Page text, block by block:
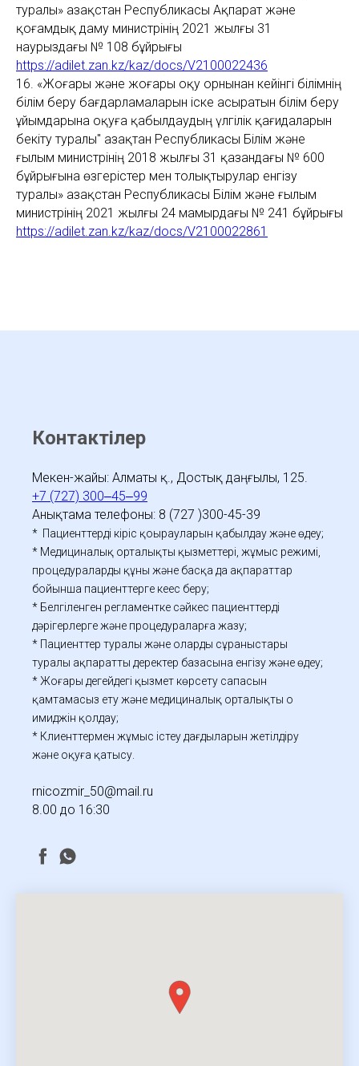
туралы» Қазақстан Республикасы Ақпарат және
қоғамдық даму министрінің 2021 жылғы 31
наурыздағы № 108 бұйрығы
https://adilet.zan.kz/kaz/docs/V2100022436
16. «Жоғары және жоғары оқу орнынан кейінгі білімнің
білім беру бағдарламаларын iске асыратын бiлiм беру
ұйымдарына оқуға қабылдаудың үлгілік қағидаларын
бекіту туралы" Қазақтан Республикасы Білім және
ғылым министрінің 2018 жылғы 31 қазандағы № 600
бұйрығына өзгерістер мен толықтырулар енгізу
туралы» Қазақстан Республикасы Білім және ғылым
министрінің 2021 жылғы 24 мамырдағы № 241 бұйрығы
https://adilet.zan.kz/kaz/docs/V2100022861
Контактілер
Мекен-жайы: Алматы қ., Достық даңғылы, 125.
+7 (727) 300‒45‒99
Анықтама телефоны: 8 (727 )300-45-39
* Пациенттердің кіріс қоңырауларын қабылдау және өңдеу;
* Медициналық орталықтың қызметтері, жұмыс режимі,
процедуралардың құны және басқа да ақпараттар
бойынша пациенттерге кеңес беру;
* Белгіленген регламентке сәйкес пациенттерді
дәрігерлерге және процедураларға жазу;
* Пациенттер туралы және олардың сұраныстары
туралы ақпаратты деректер базасына енгізу және өңдеу;
* Жоғары деңгейдегі қызмет көрсету сапасын
қамтамасыз ету және медициналық орталықтың оң
имиджін қолдау;
* Клиенттермен жұмыс істеу дағдыларын жетілдіру
және оқуға қатысу.
rnicozmir_50@mail.ru
8.00 до 16:30